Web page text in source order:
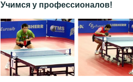
Учимся у профессионалов!